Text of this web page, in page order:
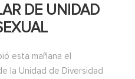
DE UNIDAD
esta mañana el
la Unidad de Diversidad